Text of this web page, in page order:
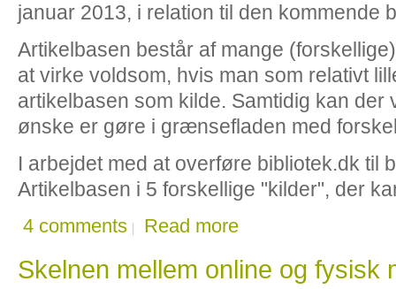
januar 2013, i relation til den kommende
Artikelbasen består af mange
at virke voldsom, hvis man som relativt
artikelbasen som kilde. Samtidig kan
ønske er gøre i grænsefladen med
I arbejdet med at overføre bibliotek.dk til
Artikelbasen i 5 forskellige "kilder", der
4 comments Read more
Skelnen mellem online og fysisk